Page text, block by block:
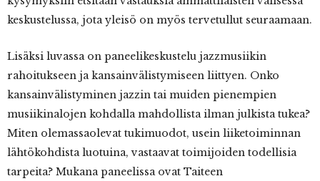
keskustelussa, jota yleisö on myös tervetullut seuraamaan.
Lisäksi luvassa on paneelikeskustelu jazzmusiikin
rahoitukseen ja kansainvälistymiseen liittyen. Onko
kansainvälistyminen jazzin tai muiden pienempien
musiikinalojen kohdalla mahdollista ilman julkista tukea?
Miten olemassaolevat tukimuodot, usein liiketoiminnan
lähtökohdista luotuina, vastaavat toimijoiden todellisia
tarpeita? Mukana paneelissa ovat Taiteen